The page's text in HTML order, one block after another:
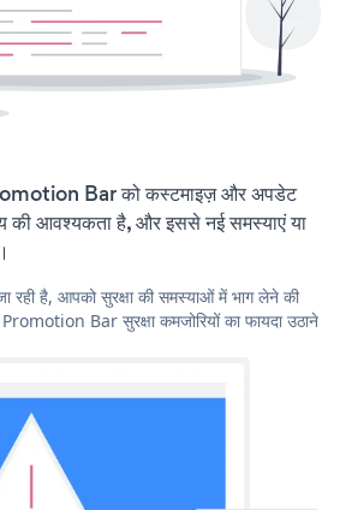
Bar को कस्टमाइज़ और अपडेट
आवश्यकता है, और इससे नई समस्याएं या
है, आपको सुरक्षा की समस्याओं में भाग लेने की
Bar सुरक्षा कमजोरियों का फायदा उठाने